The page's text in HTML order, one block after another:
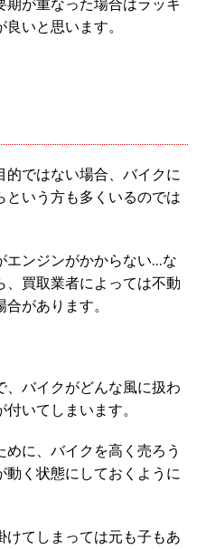
が重なった場合はラッキ
いと思います。
ではない場合、バイクに
いう方も多くいるのでは
エンジンがかからない…な
、買取業者によっては不動
があります。
バイクがどんな風に扱わ
いてしまいます。
に、バイクを高く売ろう
動く状態にしておくように
けてしまっては元も子もあ